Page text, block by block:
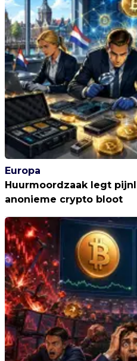
Europa
Huurmoordzaak legt
anonieme crypto bloot